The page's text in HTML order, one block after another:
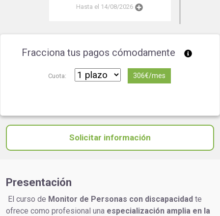
Hasta el 14/08/2026
Fracciona tus pagos cómodamente
Cuota: 306€/mes
Solicitar información
Presentación
El curso de Monitor de Personas con discapacidad te
ofrece como profesional una especialización amplia en la